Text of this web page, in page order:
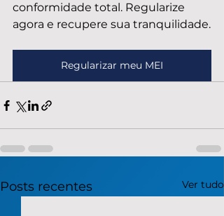
conformidade total. Regularize
agora e recupere sua tranquilidade.
Regularizar meu MEI
Posts recentes Ver tudo